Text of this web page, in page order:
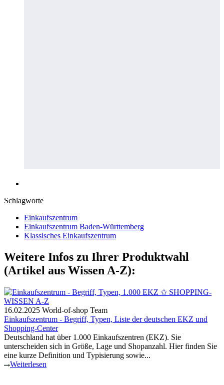
Schlagworte
Einkaufszentrum
Einkaufszentrum Baden-Württemberg
Klassisches Einkaufszentrum
Weitere Infos zu Ihrer Produktwahl
(Artikel aus Wissen A-Z):
16.02.2025 World-of-shop Team
Einkaufszentrum - Begriff, Typen, Liste der deutschen EKZ und
Shopping-Center
Deutschland hat über 1.000 Einkaufszentren (EKZ). Sie
unterscheiden sich in Größe, Lage und Shopanzahl. Hier finden Sie
eine kurze Definition und Typisierung sowie...
Weiterlesen